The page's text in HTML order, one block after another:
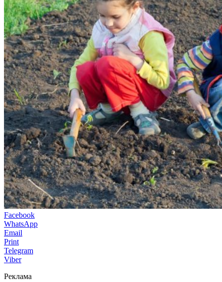
Facebook
WhatsApp
Email
Print
Telegram
Viber
Реклама